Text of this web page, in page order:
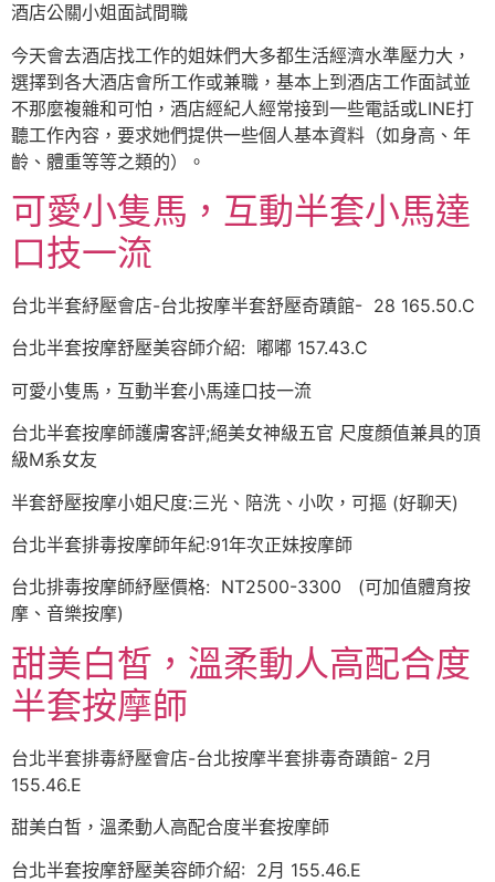
酒店公關小姐面試間職
今天會去酒店找工作的姐妹們大多都生活經濟水準壓力大，
選擇到各大酒店會所工作或兼職，基本上到酒店工作面試並
不那麼複雜和可怕，酒店經紀人經常接到一些電話或LINE打
聽工作內容，要求她們提供一些個人基本資料（如身高、年
齡、體重等等之類的）。
可愛小隻馬，互動半套小馬達
口技一流
台北半套紓壓會店-台北按摩半套舒壓奇蹟館- 28 165.50.C
台北半套按摩舒壓美容師介紹: 嘟嘟 157.43.C
可愛小隻馬，互動半套小馬達口技一流
台北半套按摩師護膚客評;絕美女神級五官 尺度顏值兼具的頂
級M系女友
半套舒壓按摩小姐尺度:三光、陪洗、小吹，可摳 (好聊天)
台北半套排毒按摩師年紀:91年次正妹按摩師
台北排毒按摩師紓壓價格: NT2500-3300 (可加值體育按
摩、音樂按摩)
甜美白皙，溫柔動人高配合度
半套按摩師
台北半套排毒紓壓會店-台北按摩半套排毒奇蹟館- 2月
155.46.E
甜美白皙，溫柔動人高配合度半套按摩師
台北半套按摩舒壓美容師介紹: 2月 155.46.E